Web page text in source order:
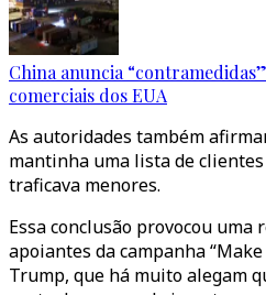
China anuncia
comerciais dos EUA
As autoridades também
mantinha uma lista de
traficava menores.
Essa conclusão provocou uma
apoiantes da campanha
Trump, que há muito alegam